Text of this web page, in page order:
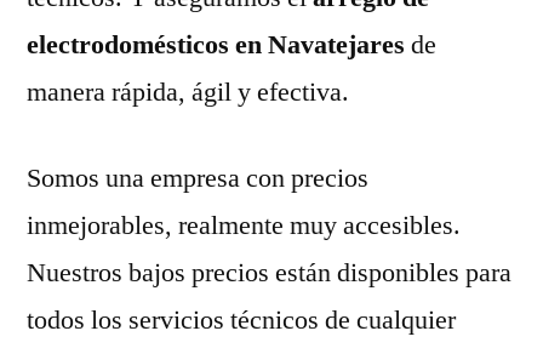
electrodomésticos en Navatejares de
manera rápida, ágil y efectiva.
Somos una empresa con precios
inmejorables, realmente muy accesibles.
Nuestros bajos precios están disponibles para
todos los servicios técnicos de cualquier